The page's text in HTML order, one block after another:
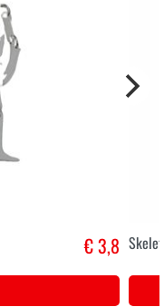
€ 3,8